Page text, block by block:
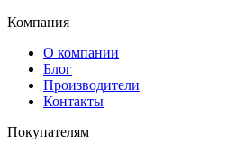
Компания
О компании
Блог
Производители
Контакты
Покупателям